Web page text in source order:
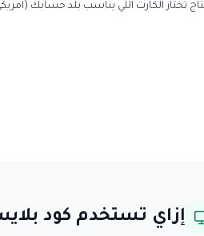
تختار الكارت اللي يناسب بلد حسابك
إزاي تستخدم كود